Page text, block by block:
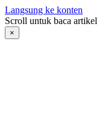
Langsung ke konten
Scroll untuk baca artikel
×